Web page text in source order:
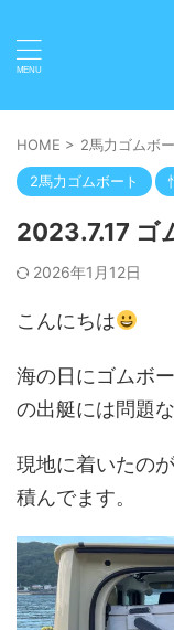
HOME > 2馬力ゴムボ
2馬力ゴムボート
2023.7.17 ゴ
2026年1月12日
こんにちは
海の日にゴムボ
の出艇には問題
現地に着いたの
積んでます。